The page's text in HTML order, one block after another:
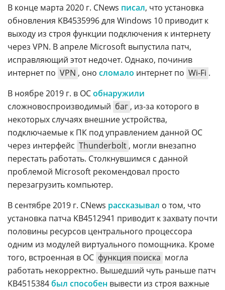
В конце марта 2020 г. CNews писал, что установка
обновления KB4535996 для Windows 10 приводит к
выходу из строя функции подключения к интернету
через VPN. В апреле Microsoft выпустила патч,
исправляющий этот недочет. Однако, починив
интернет по VPN , оно сломало интернет по Wi-Fi .
В ноябре 2019 г. в ОСобнаружили
сложновоспроизводимый баг , из-за которого в
некоторых случаях внешние устройства,
подключаемые к ПК под управлением данной ОС
через интерфейс Thunderbolt , могли внезапно
перестать работать. Столкнувшимся с данной
проблемой Microsoft рекомендовал просто
перезагрузить компьютер.
В сентябре 2019 г. CNews рассказывал о том, что
установка патча KB4512941 приводит к захвату почти
половины ресурсов центрального процессора
одним из модулей виртуального помощника. Кроме
того, встроенная в ОС функция поиска могла
работать некорректно. Вышедший чуть раньше патч
KB4515384был способен вывести из строя важные